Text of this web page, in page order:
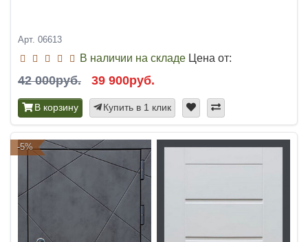
Арт. 06613
В наличии на складе Цена от:
42 000руб. 39 900руб.
В корзину Купить в 1 клик
-5%